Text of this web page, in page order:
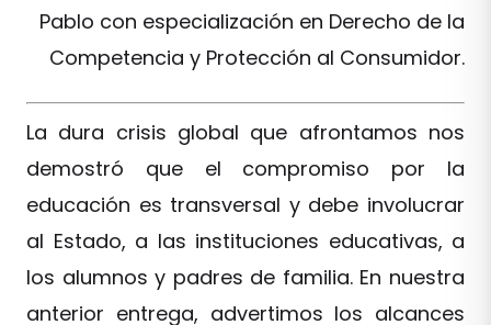
Pablo con especialización en Derecho de la
Competencia y Protección al Consumidor.
La dura crisis global que afrontamos nos
demostró que el compromiso por la
educación es transversal y debe involucrar
al Estado, a las instituciones educativas, a
los alumnos y padres de familia. En nuestra
anterior entrega, advertimos los alcances